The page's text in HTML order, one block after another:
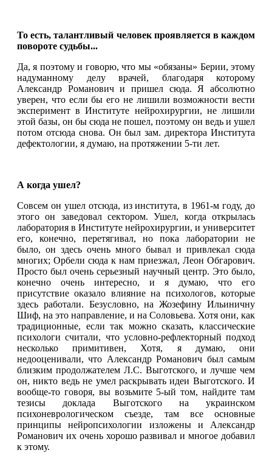
То есть, талантливый человек проявляется в каждом
повороте судьбы...
Да, я поэтому и говорю, что мы «обязаны» Берии, этому
надуманному делу врачей, благодаря которому
Александр Романович и пришел сюда. Я абсолютно
уверен, что если бы его не лишили возможности вести
эксперимент в Институте нейрохирургии, не лишили
этой базы, он бы сюда не пошел, поэтому он ведь и ушел
потом отсюда снова. Он был зам. директора Института
дефектологии, я думаю, на протяжении 5-ти лет.
А когда ушел?
Совсем он ушел отсюда, из института, в 1961-м году, до
этого он заведовал сектором. Ушел, когда открылась
лаборатория в Институте нейрохирургии, и университет
его, конечно, перетягивал, но пока лаборатории не
было, он здесь очень много бывал и привлекал сюда
многих; Орбели сюда к нам приезжал, Леон Обгарович.
Просто был очень серьезный научный центр. Это было,
конечно очень интересно, и я думаю, что его
присутствие оказало влияние на психологов, которые
здесь работали. Безусловно, на Жозефину Ильиничну
Шиф, на это направление, и на Соловьева. Хотя они, как
традиционные, если так можно сказать, классические
психологи считали, что условно-рефлекторный подход
несколько примитивен, Хотя, я думаю, они
недооценивали, что Александр Романович был самым
близким продолжателем Л.С. Выготского, и лучше чем
он, никто ведь не умел раскрывать идеи Выготского. И
вообще-то говоря, вы возьмите 5-ый том, найдите там
тезисы доклада Выготского на украинском
психоневрологическом съезде, там все основные
принципы нейропсихологии изложены и Александр
Романович их очень хорошо развивал и многое добавил
к этому.